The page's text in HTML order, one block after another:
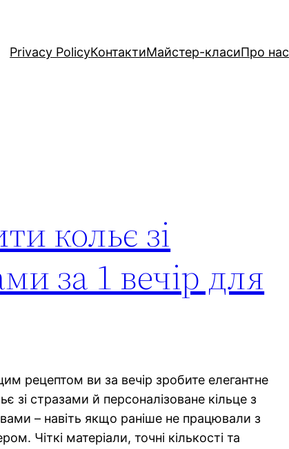
Privacy PolicyКонтактиМайстер-класиПро нас
кольє зі
за 1 вечір для
рецептом ви за вечір зробите елегантне
зі стразами й персоналізоване кільце з
– навіть якщо раніше не працювали з
Чіткі матеріали, точні кількості та